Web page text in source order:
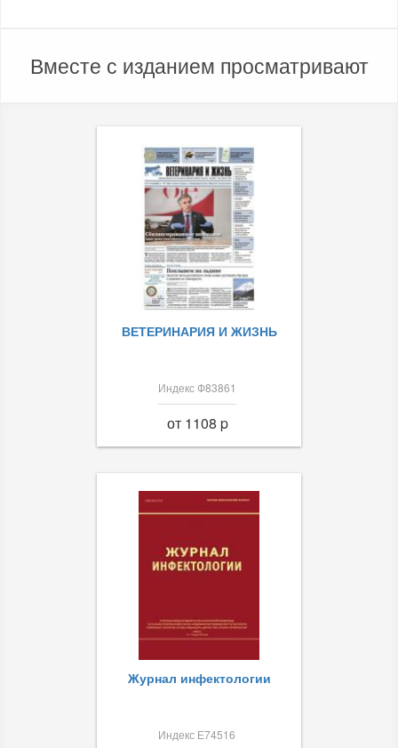
Вместе с изданием просматривают
ВЕТЕРИНАРИЯ И ЖИЗНЬ
Индекс Ф83861
от 1108 p
Журнал инфектологии
Индекс Е74516